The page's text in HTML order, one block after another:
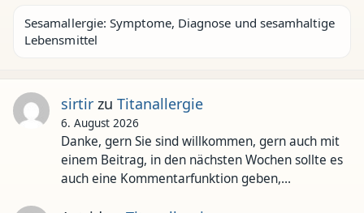
Sesamallergie: Symptome, Diagnose und sesamhaltige
Lebensmittel
sirtirzu Titanallergie
6. August 2026
Danke, gern Sie sind willkommen, gern auch mit
einem Beitrag, in den nächsten Wochen sollte es
auch eine Kommentarfunktion geben,…